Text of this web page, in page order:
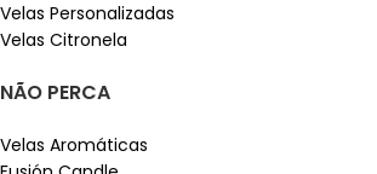
Velas Personalizadas
Velas Citronela
NÃO PERCA
Velas Aromáticas